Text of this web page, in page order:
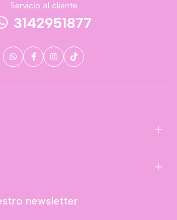
Servicio al cliente
3142951877
newsletter